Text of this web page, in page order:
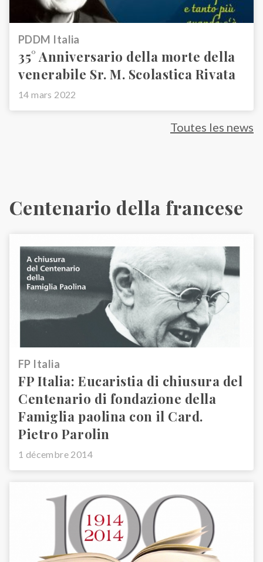
PDDM Italia
35° Anniversario della morte della
venerabile Sr. M. Scolastica Rivata
14 mars 2022
Toutes les news
Centenario della francese
FP Italia
FP Italia: Eucaristia di chiusura del
Centenario di fondazione della
Famiglia paolina con il Card.
Pietro Parolin
1 décembre 2014